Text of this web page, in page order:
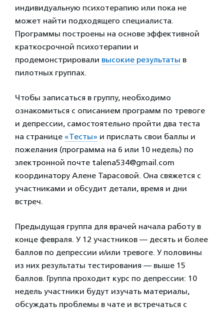
индивидуальную психотерапию или пока не
может найти подходящего специалиста.
Программы построены на основе эффективной
краткосрочной психотерапии и
продемонстрировали высокие результаты в
пилотных группах.
Чтобы записаться в группу, необходимо
ознакомиться с описанием программ по тревоге
и депрессии, самостоятельно пройти два теста
на странице «Тесты» и прислать свои баллы и
пожелания (программа на 6 или 10 недель) по
электронной почте talena534@gmail.com
координатору Алене Тарасовой. Она свяжется с
участниками и обсудит детали, время и дни
встреч.
Предыдущая группа для врачей начала работу в
конце февраля. У 12 участников — десять и более
баллов по депрессии и/или тревоге. У половины
из них результаты тестирования — выше 15
баллов. Группа проходит курс по депрессии: 10
недель участники будут изучать материалы,
обсуждать проблемы в чате и встречаться с